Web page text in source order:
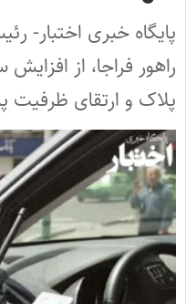
پایگاه خبری اختبار-
راهور فراجا، از
پلاک و ارتقای